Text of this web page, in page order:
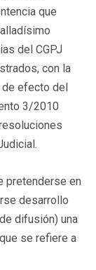
que
del CGPJ
con la
de efecto del
3/2010
pretenderse en
desarrollo
difusión) una
se refiere a